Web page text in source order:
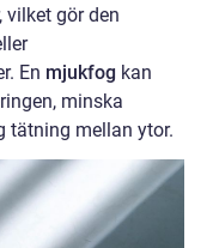
vilket gör den
En mjukfog kan
minska
tätning mellan ytor.